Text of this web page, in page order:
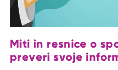
Miti in resnice o
preveri svoje